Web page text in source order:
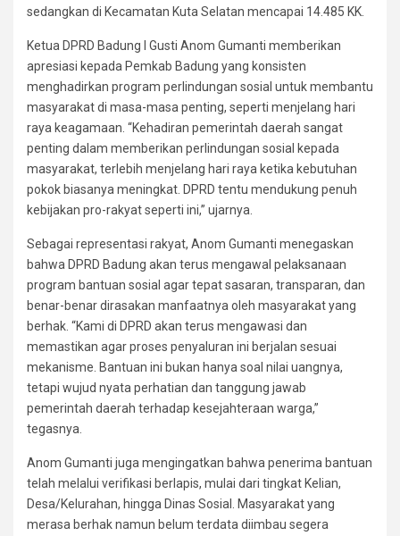
sedangkan di Kecamatan Kuta Selatan mencapai 14.485 KK.
Ketua DPRD Badung I Gusti Anom Gumanti memberikan
apresiasi kepada Pemkab Badung yang konsisten
menghadirkan program perlindungan sosial untuk membantu
masyarakat di masa-masa penting, seperti menjelang hari
raya keagamaan. “Kehadiran pemerintah daerah sangat
penting dalam memberikan perlindungan sosial kepada
masyarakat, terlebih menjelang hari raya ketika kebutuhan
pokok biasanya meningkat. DPRD tentu mendukung penuh
kebijakan pro-rakyat seperti ini,” ujarnya.
Sebagai representasi rakyat, Anom Gumanti menegaskan
bahwa DPRD Badung akan terus mengawal pelaksanaan
program bantuan sosial agar tepat sasaran, transparan, dan
benar-benar dirasakan manfaatnya oleh masyarakat yang
berhak. “Kami di DPRD akan terus mengawasi dan
memastikan agar proses penyaluran ini berjalan sesuai
mekanisme. Bantuan ini bukan hanya soal nilai uangnya,
tetapi wujud nyata perhatian dan tanggung jawab
pemerintah daerah terhadap kesejahteraan warga,”
tegasnya.
Anom Gumanti juga mengingatkan bahwa penerima bantuan
telah melalui verifikasi berlapis, mulai dari tingkat Kelian,
Desa/Kelurahan, hingga Dinas Sosial. Masyarakat yang
merasa berhak namun belum terdata diimbau segera